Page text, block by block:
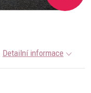
Detailní informace